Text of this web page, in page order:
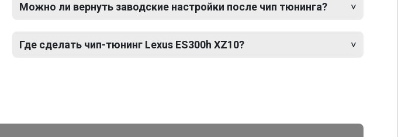
Можно ли вернуть заводские настройки после чип тюнинга?
Где сделать чип-тюнинг Lexus ES300h XZ10?